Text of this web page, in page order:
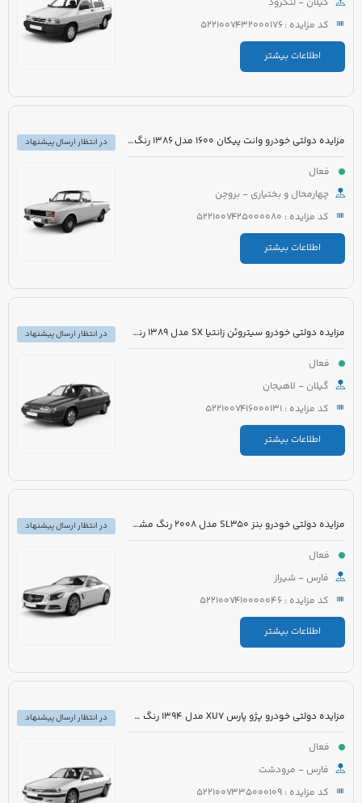
کد مزایده : 5221007432000176
اطلاعات بیشتر
مزایده دولتی خودرو وانت پیکان 1600 مدل 1386 رنگ سفید روغنی
فعال
چهارمحال و بختیاری - بروجن
کد مزایده : 5221007425000080
اطلاعات بیشتر
در انتظار ارسال پیشنهاد
مزایده دولتی خودرو سیتروئن زانتیا SX مدل 1389 رنگ نقره ای
فعال
گیلان - لاهیجان
کد مزایده : 5221007416000131
اطلاعات بیشتر
در انتظار ارسال پیشنهاد
مزایده دولتی خودرو بنز SL350 مدل 2008 رنگ مشکی روغنی
فعال
فارس - شیراز
کد مزایده : 5221007410000046
اطلاعات بیشتر
در انتظار ارسال پیشنهاد
مزایده دولتی خودرو پژو پارس XU7 مدل 1394 رنگ سفید روغنی
فعال
فارس - مرودشت
کد مزایده : 5221007335000109
در انتظار ارسال پیشنهاد